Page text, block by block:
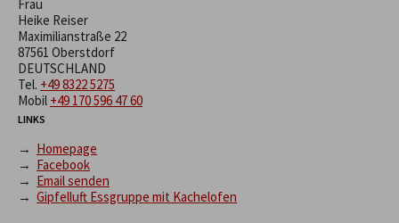
Frau
Heike Reiser
Maximilianstraße 22
87561 Oberstdorf
DEUTSCHLAND
Tel. +49 8322 5275
Mobil +49 170 596 47 60
LINKS
→ Homepage
→ Facebook
→ Email senden
→ Gipfelluft Essgruppe mit Kachelofen